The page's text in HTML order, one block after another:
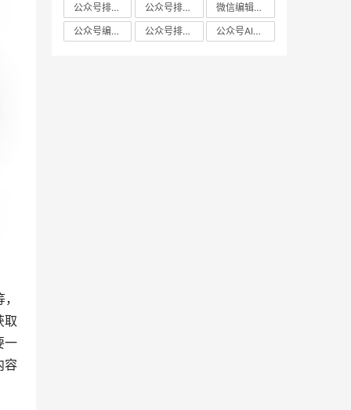
公众号排版用什么软件
公众号排版哪个好
微信编辑器评测
公众号编辑器实测
公众号排版编辑器 公众号AI编辑器